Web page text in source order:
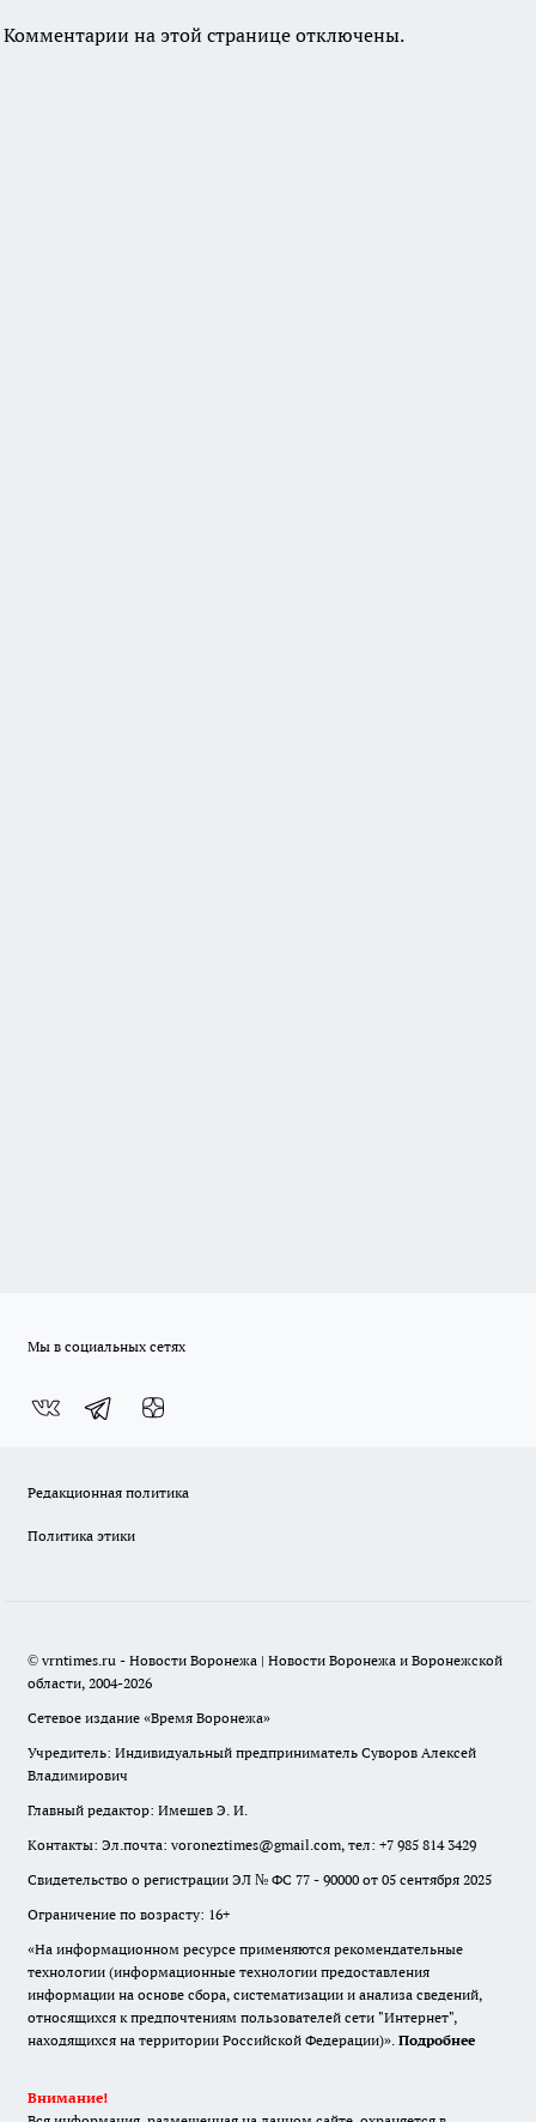
Комментарии на этой странице отключены.
Мы в социальных сетях
Редакционная политика
Политика этики
© vrntimes.ru - Новости Воронежа | Новости Воронежа и Воронежской
области, 2004-2026
Сетевое издание «Время Воронежа»
Учредитель: Индивидуальный предприниматель Суворов Алексей
Владимирович
Главный редактор: Имешев Э. И.
Контакты: Эл.почта: voroneztimes@gmail.com, тел: +7 985 814 3429
Свидетельство о регистрации ЭЛ № ФС 77 - 90000 от 05 сентября 2025
Ограничение по возрасту: 16+
«На информационном ресурсе применяются рекомендательные
технологии (информационные технологии предоставления
информации на основе сбора, систематизации и анализа сведений,
относящихся к предпочтениям пользователей сети "Интернет",
находящихся на территории Российской Федерации)». Подробнее
Внимание!